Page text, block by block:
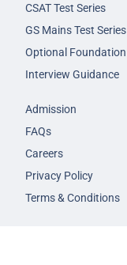
CSAT Test Series
GS Mains Test Series
Optional Foundation
Interview Guidance
Admission
FAQs
Careers
Privacy Policy
Terms & Conditions